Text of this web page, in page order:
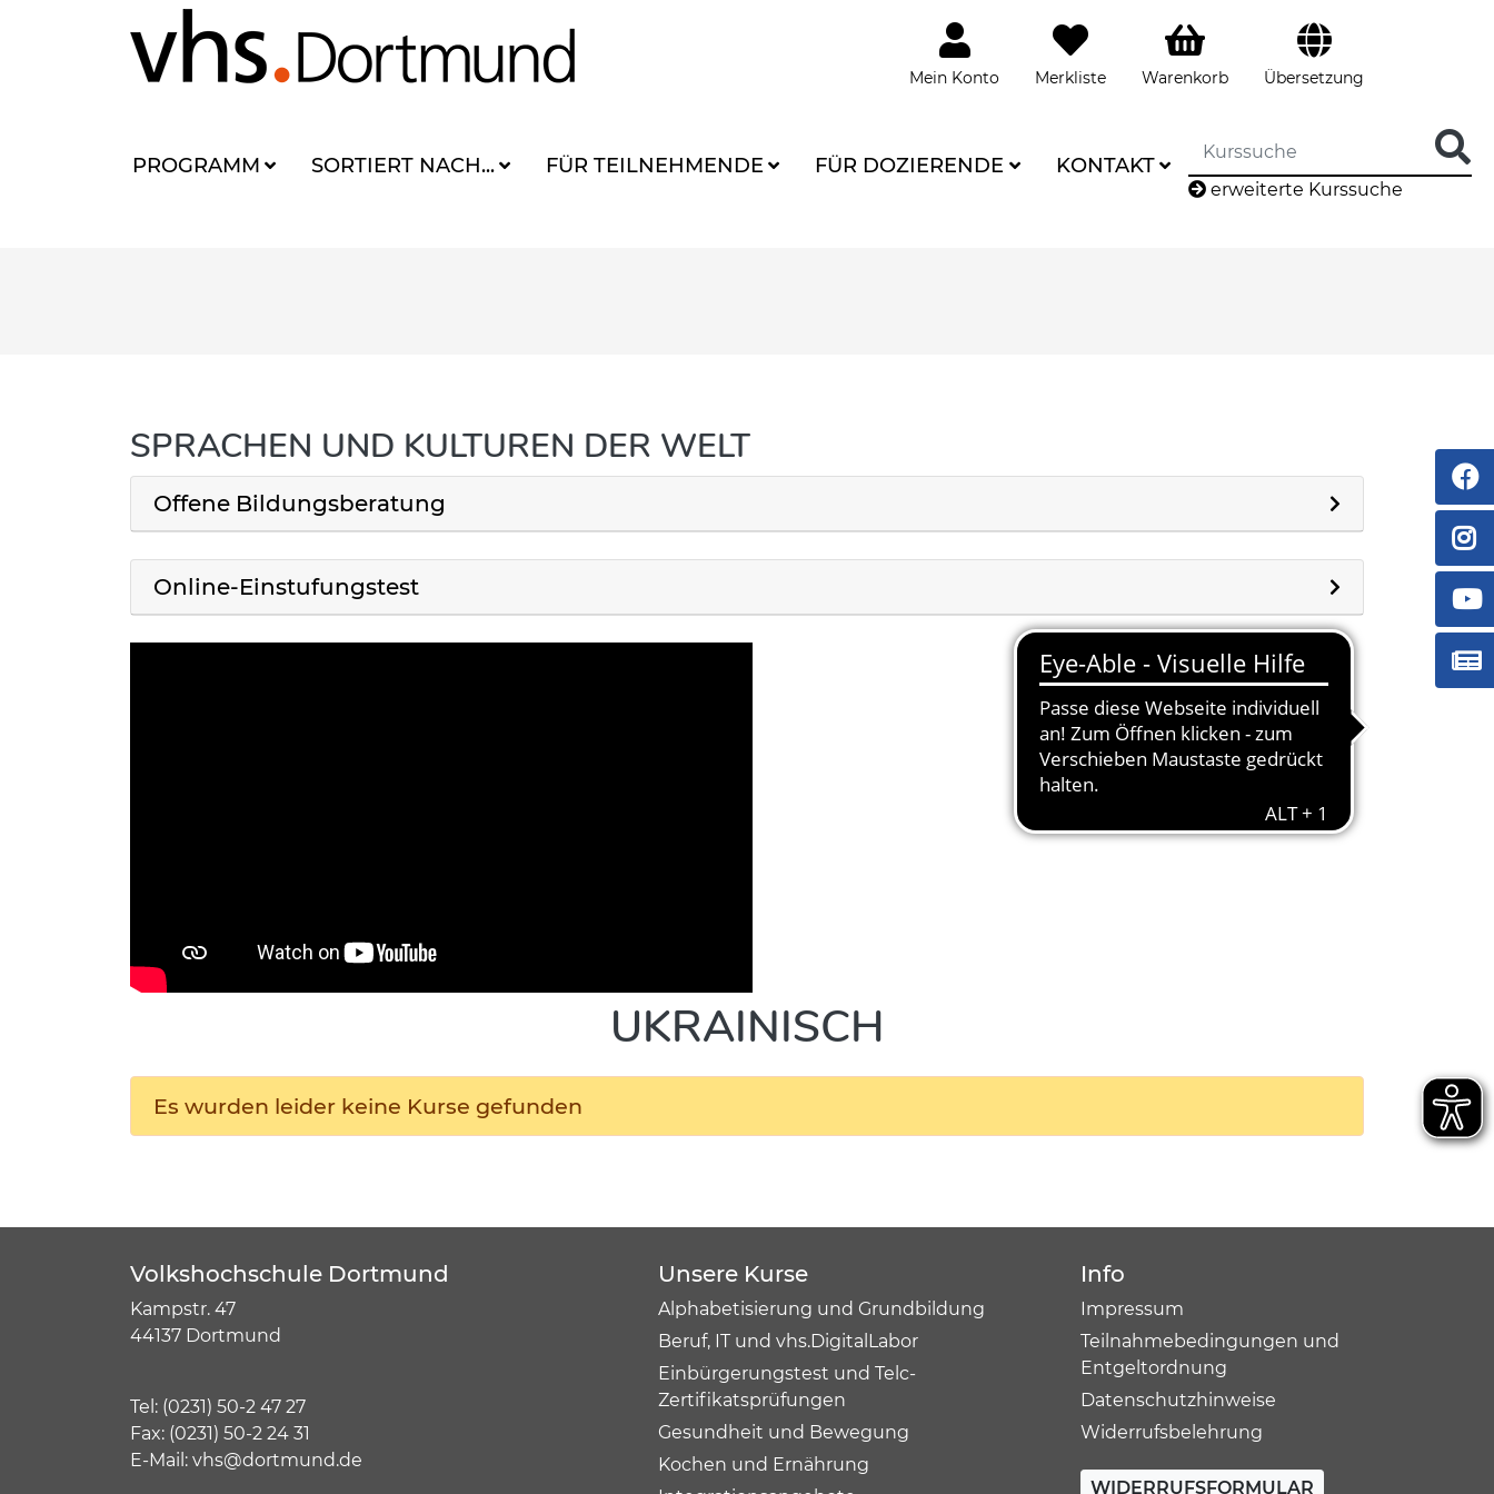
Mein Konto Merkliste Warenkorb Übersetzung
PROGRAMM SORTIERT NACH... FÜR TEILNEHMENDE FÜR DOZIERENDE KONTAKT
erweiterte Kurssuche
SPRACHEN UND KULTUREN DER WELT
Offene Bildungsberatung
Online-Einstufungstest
UKRAINISCH
Es wurden leider keine Kurse gefunden
Volkshochschule Dortmund
Kampstr. 47
44137 Dortmund
Tel: (0231) 50-2 47 27
Fax: (0231) 50-2 24 31
E-Mail: vhs@dortmund.de
Unsere Kurse
Alphabetisierung und Grundbildung
Beruf, IT und vhs.DigitalLabor
Einbürgerungstest und Telc-
Zertifikatsprüfungen
Gesundheit und Bewegung
Kochen und Ernährung
Info
Impressum
Teilnahmebedingungen und
Entgeltordnung
Datenschutzhinweise
Widerrufsbelehrung
WIDERRUFSFORMULAR